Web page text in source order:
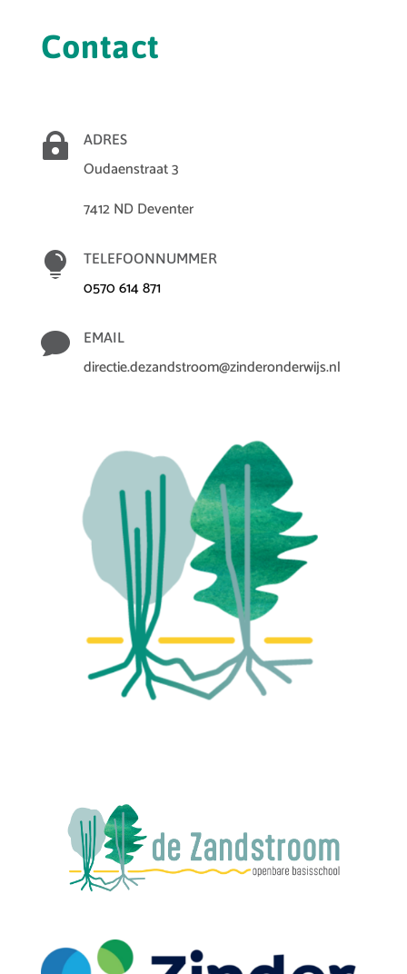
Contact
 ADRES
Oudaenstraat 3
7412 ND Deventer
 TELEFOONNUMMER
0570 614 871
 EMAIL
directie.dezandstroom@zinderonderwijs.nl